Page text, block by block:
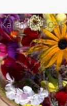
Kalender 2025